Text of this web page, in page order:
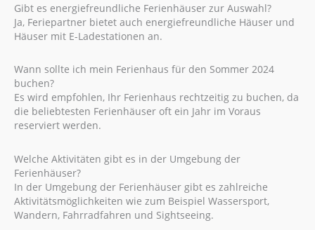
Gibt es energiefreundliche Ferienhäuser zur Auswahl?
Ja, Feriepartner bietet auch energiefreundliche Häuser und
Häuser mit E-Ladestationen an.
Wann sollte ich mein Ferienhaus für den Sommer 2024
buchen?
Es wird empfohlen, Ihr Ferienhaus rechtzeitig zu buchen, da
die beliebtesten Ferienhäuser oft ein Jahr im Voraus
reserviert werden.
Welche Aktivitäten gibt es in der Umgebung der
Ferienhäuser?
In der Umgebung der Ferienhäuser gibt es zahlreiche
Aktivitätsmöglichkeiten wie zum Beispiel Wassersport,
Wandern, Fahrradfahren und Sightseeing.